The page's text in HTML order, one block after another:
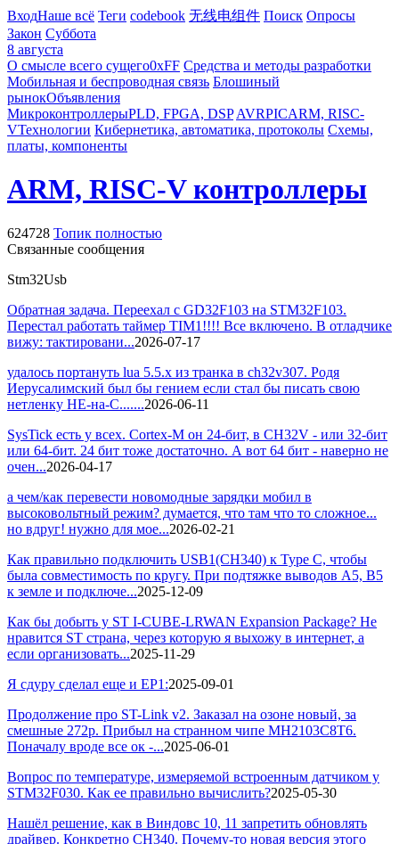
ВходНаше всё Теги codebook 无线电组件 Поиск Опросы
Закон Суббота
8 августа
О смысле всего сущего0xFF Средства и методы разработки
Мобильная и беспроводная связь Блошиный
рынокОбъявления
МикроконтроллерыPLD, FPGA, DSP AVRPICARM, RISC-
VТехнологии Кибернетика, автоматика, протоколы Схемы,
платы, компоненты
ARM, RISC-V контроллеры
624728 Топик полностью
Связанные сообщения
Stm32Usb
Обратная задача. Переехал с GD32F103 на STM32F103.
Перестал работать таймер TIM1!!!! Все включено. В отладчике
вижу: тактировани...2026-07-17
удалось портануть lua 5.5.x из транка в ch32v307. Родя
Иерусалимский был бы гением если стал бы писать свою
нетленку НЕ-на-С.......2026-06-11
SysTick есть у всех. Cortex-M он 24-бит, в CH32V - или 32-бит
или 64-бит. 24 бит тоже достаточно. А вот 64 бит - наверно не
очен...2026-04-17
а чем/как перевести новомодные зарядки мобил в
высоковольтный режим? думается, что там что то сложное...
но вдруг! нужно для мое...2026-02-21
Как правильно подключить USB1(CH340) к Type C, чтобы
была совместимость по кругу. При подтяжке выводов А5, В5
к земле и подключе...2025-12-09
Как бы добыть у ST I-CUBE-LRWAN Expansion Package? Не
нравится ST страна, через которую я выхожу в интернет, а
если организовать...2025-11-29
Я сдуру сделал еще и EP1:2025-09-01
Продолжение про ST-Link v2. Заказал на озоне новый, за
смешные 272р. Прибыл на странном чипе MH2103C8T6.
Поначалу вроде все ок -...2025-06-01
Вопрос по температуре, измеряемой встроенным датчиком у
STM32F030. Как ее правильно вычислить?2025-05-30
Нашёл решение, как в Виндовс 10, 11 запретить обновлять
драйвер. Конкретно CH340. Почему-то новая версия этого